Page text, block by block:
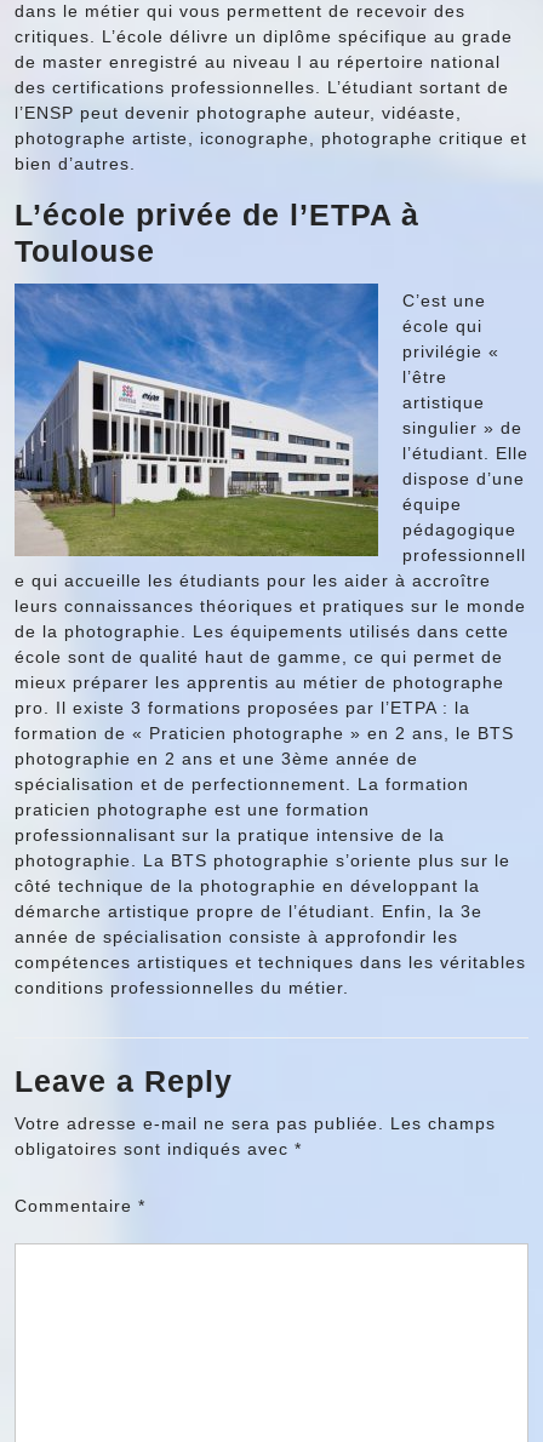
dans le métier qui vous permettent de recevoir des
critiques. L’école délivre un diplôme spécifique au grade
de master enregistré au niveau I au répertoire national
des certifications professionnelles. L’étudiant sortant de
l’ENSP peut devenir photographe auteur, vidéaste,
photographe artiste, iconographe, photographe critique et
bien d’autres.
L’école privée de l’ETPA à
Toulouse
C’est une
école qui
privilégie «
l’être
artistique
singulier » de
l’étudiant. Elle
dispose d’une
équipe
pédagogique
professionnell
e qui accueille les étudiants pour les aider à accroître
leurs connaissances théoriques et pratiques sur le monde
de la photographie. Les équipements utilisés dans cette
école sont de qualité haut de gamme, ce qui permet de
mieux préparer les apprentis au métier de photographe
pro. Il existe 3 formations proposées par l’ETPA : la
formation de « Praticien photographe » en 2 ans, le BTS
photographie en 2 ans et une 3ème année de
spécialisation et de perfectionnement. La formation
praticien photographe est une formation
professionnalisant sur la pratique intensive de la
photographie. La BTS photographie s’oriente plus sur le
côté technique de la photographie en développant la
démarche artistique propre de l’étudiant. Enfin, la 3e
année de spécialisation consiste à approfondir les
compétences artistiques et techniques dans les véritables
conditions professionnelles du métier.
Leave a Reply
Votre adresse e-mail ne sera pas publiée.
Les champs
obligatoires sont indiqués avec *
Commentaire *